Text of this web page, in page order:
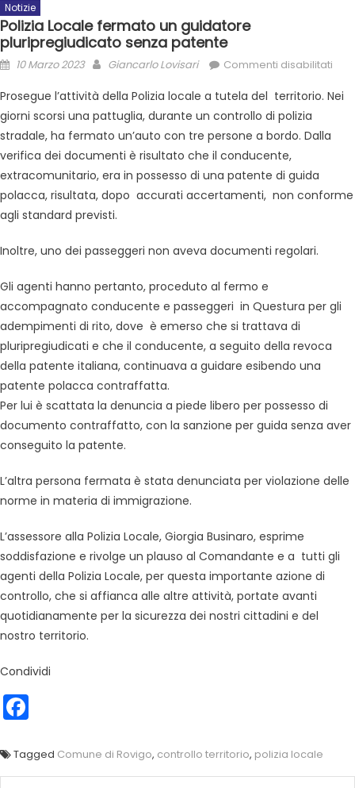
Notizie
Polizia Locale fermato un guidatore
pluripregiudicato senza patente
10 Marzo 2023 Giancarlo Lovisari Commenti disabilitati
Prosegue l’attività della Polizia locale a tutela del territorio. Nei
giorni scorsi una pattuglia, durante un controllo di polizia
stradale, ha fermato un’auto con tre persone a bordo. Dalla
verifica dei documenti è risultato che il conducente,
extracomunitario, era in possesso di una patente di guida
polacca, risultata, dopo accurati accertamenti, non conforme
agli standard previsti.
Inoltre, uno dei passeggeri non aveva documenti regolari.
Gli agenti hanno pertanto, proceduto al fermo e
accompagnato conducente e passeggeri in Questura per gli
adempimenti di rito, dove è emerso che si trattava di
pluripregiudicati e che il conducente, a seguito della revoca
della patente italiana, continuava a guidare esibendo una
patente polacca contraffatta.
Per lui è scattata la denuncia a piede libero per possesso di
documento contraffatto, con la sanzione per guida senza aver
conseguito la patente.
L’altra persona fermata è stata denunciata per violazione delle
norme in materia di immigrazione.
L’assessore alla Polizia Locale, Giorgia Businaro, esprime
soddisfazione e rivolge un plauso al Comandante e a tutti gli
agenti della Polizia Locale, per questa importante azione di
controllo, che si affianca alle altre attività, portate avanti
quotidianamente per la sicurezza dei nostri cittadini e del
nostro territorio.
Condividi
Tagged Comune di Rovigo, controllo territorio, polizia locale